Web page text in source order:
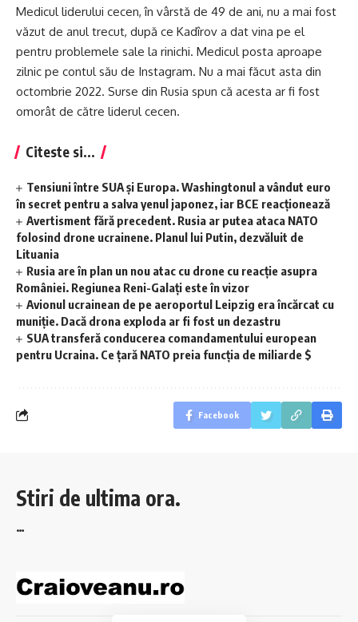
Medicul liderului cecen, în vârstă de 49 de ani, nu a mai fost
văzut de anul trecut, după ce Kadîrov a dat vina pe el
pentru problemele sale la rinichi. Medicul posta aproape
zilnic pe contul său de Instagram. Nu a mai făcut asta din
octombrie 2022. Surse din Rusia spun că acesta ar fi fost
omorât de către liderul cecen.
Citeste si...
Tensiuni între SUA și Europa. Washingtonul a vândut euro
în secret pentru a salva yenul japonez, iar BCE reacționează
Avertisment fără precedent. Rusia ar putea ataca NATO
folosind drone ucrainene. Planul lui Putin, dezvăluit de
Lituania
Rusia are în plan un nou atac cu drone cu reacție asupra
României. Regiunea Reni-Galați este în vizor
Avionul ucrainean de pe aeroportul Leipzig era încărcat cu
muniție. Dacă drona exploda ar fi fost un dezastru
SUA transferă conducerea comandamentului european
pentru Ucraina. Ce țară NATO preia funcția de miliarde $
Facebook
Stiri de ultima ora.
…